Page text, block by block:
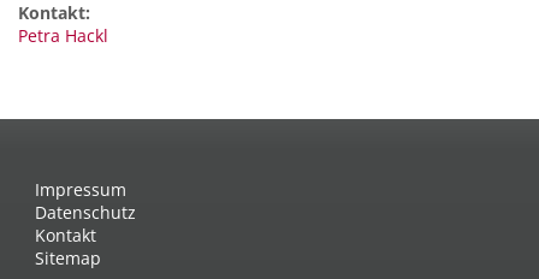
Kontakt:
Petra Hackl
Impressum
Datenschutz
Kontakt
Sitemap